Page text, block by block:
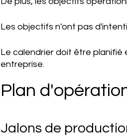
Les objectifs n'ont pas
Le calendrier doit être
entreprise.
Plan
Jalons de